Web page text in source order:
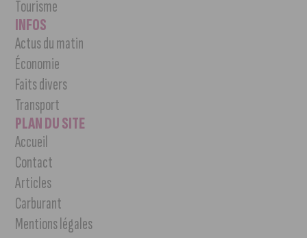
Tourisme
INFOS
Actus du matin
Économie
Faits divers
Transport
PLAN DU SITE
Accueil
Contact
Articles
Carburant
Mentions légales